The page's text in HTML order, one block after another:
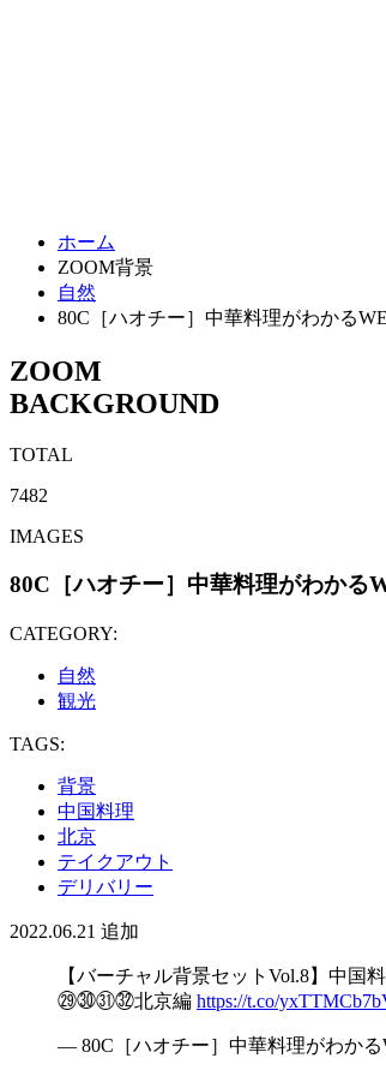
ホーム
ZOOM背景
自然
80C［ハオチー］中華料理がわかる
ZOOM
BACKGROUND
TOTAL
7482
IMAGES
80C［ハオチー］中華料理がわかる
CATEGORY:
自然
観光
TAGS:
背景
中国料理
北京
テイクアウト
デリバリー
2022.06.21 追加
【バーチャル背景セットVol.8】中
㉙㉚㉛㉜北京編 https://t.co/
— 80C［ハオチー］中華料理がわかる